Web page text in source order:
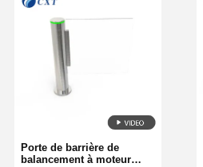
Produits
Porte de barrière de
balancement à moteur